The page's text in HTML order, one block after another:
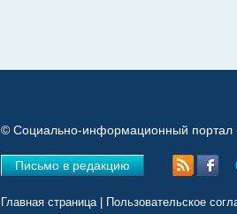
© Социально-информационный портал
Письмо в редакцию
Главная страница| Пользовательское